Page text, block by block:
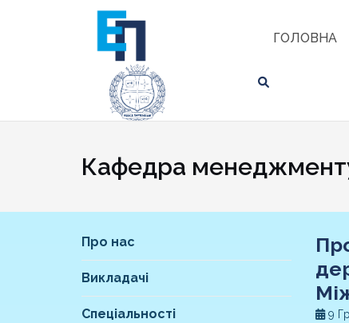
ГОЛОВНА
Кафедра
Про нас
Викладачі
Спеціальності 9